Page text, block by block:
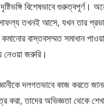
বিশেষভাবে
তখনই আসে, যখন তার
বাস্তবসম্মত সমাধান
নেওয়া জরুরি।
দলগতভাবে কাজ করতে
তাদের অভিজ্ঞতা থেকে